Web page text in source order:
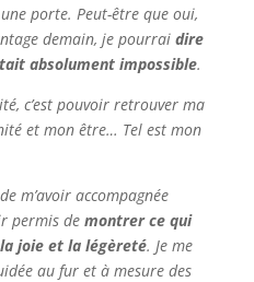
porte. Peut-être que oui,
demain, je pourrai dire
absolument impossible.
c’est pouvoir retrouver ma
et mon être… Tel est mon
m’avoir accompagnée
permis demontrer ce qui
joie et la légèreté. Je me
au fur et à mesure des